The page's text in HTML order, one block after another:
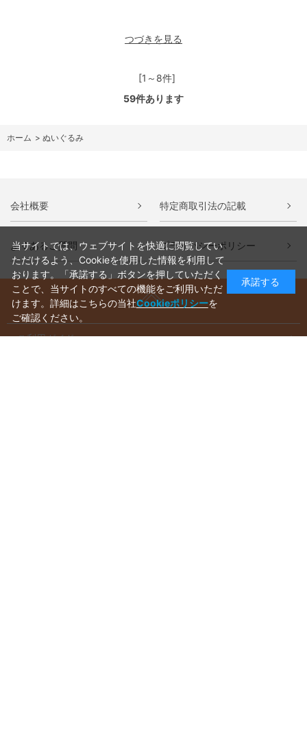
つづきを見る
[1～8件]
59件あります
ホーム > ぬいぐるみ
会社概要 特定商取引法の記載
よくあるご質問 プライバシーポリシー
ご利用ガイド
当サイトでは、ウェブサイトを快適に閲覧してい
ただけるよう、Cookieを使用した情報を利用して
おります。「承諾する」ボタンを押していただく
ことで、当サイトのすべての機能をご利用いただ
けます。詳細はこちらの当社Cookieポリシーを
ご確認ください。
承諾する